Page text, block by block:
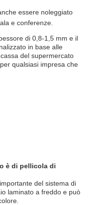
essere noleggiato
e conferenze.
di 0,8-1,5 mm e il
in base alle
del supermercato
qualsiasi impresa che
è di pellicola di
del sistema di
laminato a freddo e può